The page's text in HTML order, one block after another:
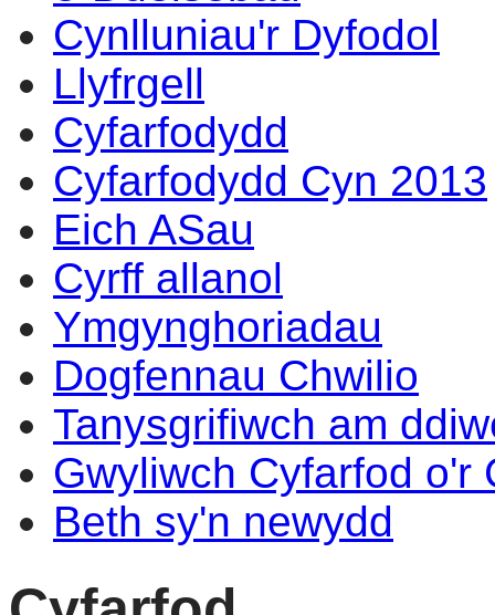
Cynlluniau'r Dyfodol
Llyfrgell
Cyfarfodydd
Cyfarfodydd Cyn 2013
Eich ASau
Cyrff allanol
Ymgynghoriadau
Dogfennau Chwilio
Tanysgrifiwch am
Gwyliwch Cyfarfod o'r
Beth sy'n newydd